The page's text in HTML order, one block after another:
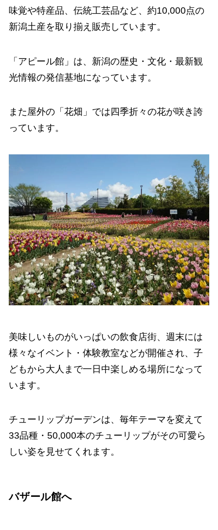
味覚や特産品、伝統工芸品など、約10,000点の
新潟土産を取り揃え販売しています。
「アピール館」は、新潟の歴史・文化・最新観
光情報の発信基地になっています。
また屋外の「花畑」では四季折々の花が咲き誇
っています。
美味しいものがいっぱいの飲食店街、週末には
様々なイベント・体験教室などが開催され、子
どもから大人まで一日中楽しめる場所になって
います。
チューリップガーデンは、毎年テーマを変えて
33品種・50,000本のチューリップがその可愛ら
しい姿を見せてくれます。
バザール館へ